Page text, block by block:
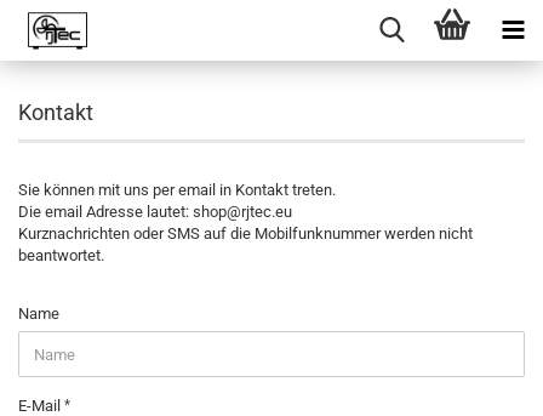
Kontakt
Sie können mit uns per email in Kontakt treten.
Die email Adresse lautet: shop@rjtec.eu
Kurznachrichten oder SMS auf die Mobilfunknummer werden nicht
beantwortet.
KONTAKT
Name
E-Mail